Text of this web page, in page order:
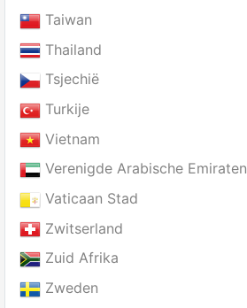
Taiwan
Thailand
Tsjechië
Turkije
Vietnam
Verenigde Arabische Emiraten
Vaticaan Stad
Zwitserland
Zuid Afrika
Zweden